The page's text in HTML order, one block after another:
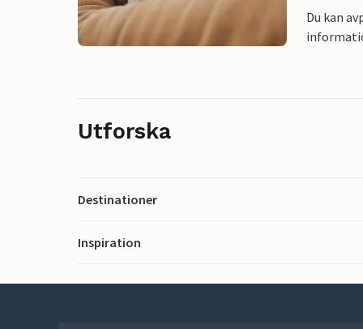
Du kan
Utforska
Destinationer
Inspiration